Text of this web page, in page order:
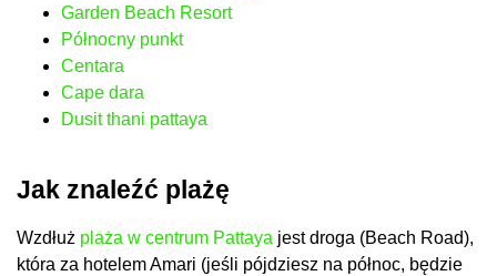
Garden Beach Resort
Północny punkt
Centara
Cape dara
Dusit thani pattaya
Jak znaleźć plażę
Wzdłuż plaża w centrum Pattaya jest droga (Beach Road),
która za hotelem Amari (jeśli pójdziesz na północ, będzie